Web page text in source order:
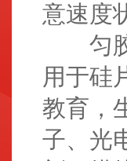
意速度
匀胶
用于硅
教育，
子、光